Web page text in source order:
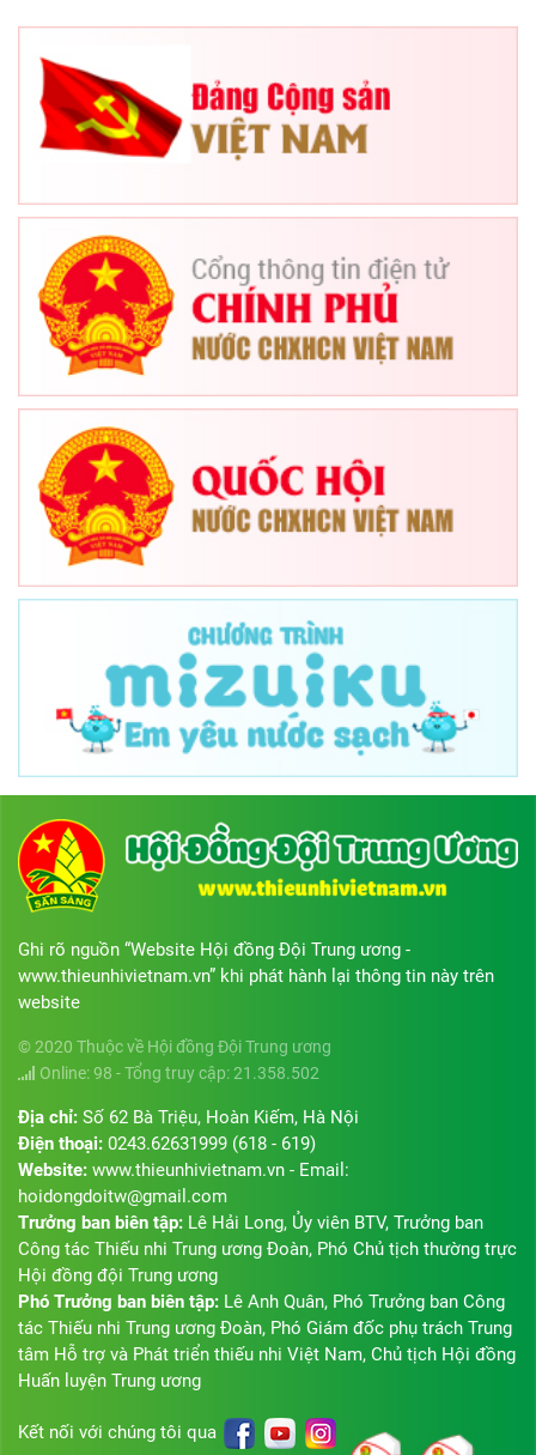
Ghi rõ nguồn “Website Hội đồng Đội Trung ương -
www.thieunhivietnam.vn” khi phát hành lại thông tin này trên
website
© 2020 Thuộc về Hội đồng Đội Trung ương
Online: 98 - Tổng truy cập: 21.358.502
Địa chỉ: Số 62 Bà Triệu, Hoàn Kiếm, Hà Nội
Điện thoại: 0243.62631999 (618 - 619)
Website: www.thieunhivietnam.vn - Email:
hoidongdoitw@gmail.com
Trưởng ban biên tập: Lê Hải Long, Ủy viên BTV, Trưởng ban
Công tác Thiếu nhi Trung ương Đoàn, Phó Chủ tịch thường trực
Hội đồng đội Trung ương
Phó Trưởng ban biên tập: Lê Anh Quân, Phó Trưởng ban Công
tác Thiếu nhi Trung ương Đoàn, Phó Giám đốc phụ trách Trung
tâm Hỗ trợ và Phát triển thiếu nhi Việt Nam, Chủ tịch Hội đồng
Huấn luyện Trung ương
Kết nối với chúng tôi qua